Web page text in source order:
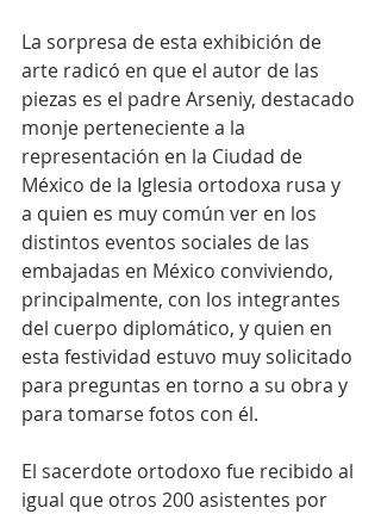
La sorpresa de esta exhibición de
arte radicó en que el autor de las
piezas es el padre Arseniy, destacado
monje perteneciente a la
representación en la Ciudad de
México de la Iglesia ortodoxa rusa y
a quien es muy común ver en los
distintos eventos sociales de las
embajadas en México conviviendo,
principalmente, con los integrantes
del cuerpo diplomático, y quien en
esta festividad estuvo muy solicitado
para preguntas en torno a su obra y
para tomarse fotos con él.
El sacerdote ortodoxo fue recibido al
igual que otros 200 asistentes por